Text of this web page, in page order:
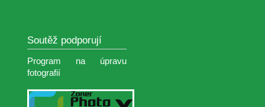
Soutěž podporují
Program na úpravu
fotografií